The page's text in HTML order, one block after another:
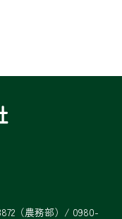
（農務部）/ 0980-